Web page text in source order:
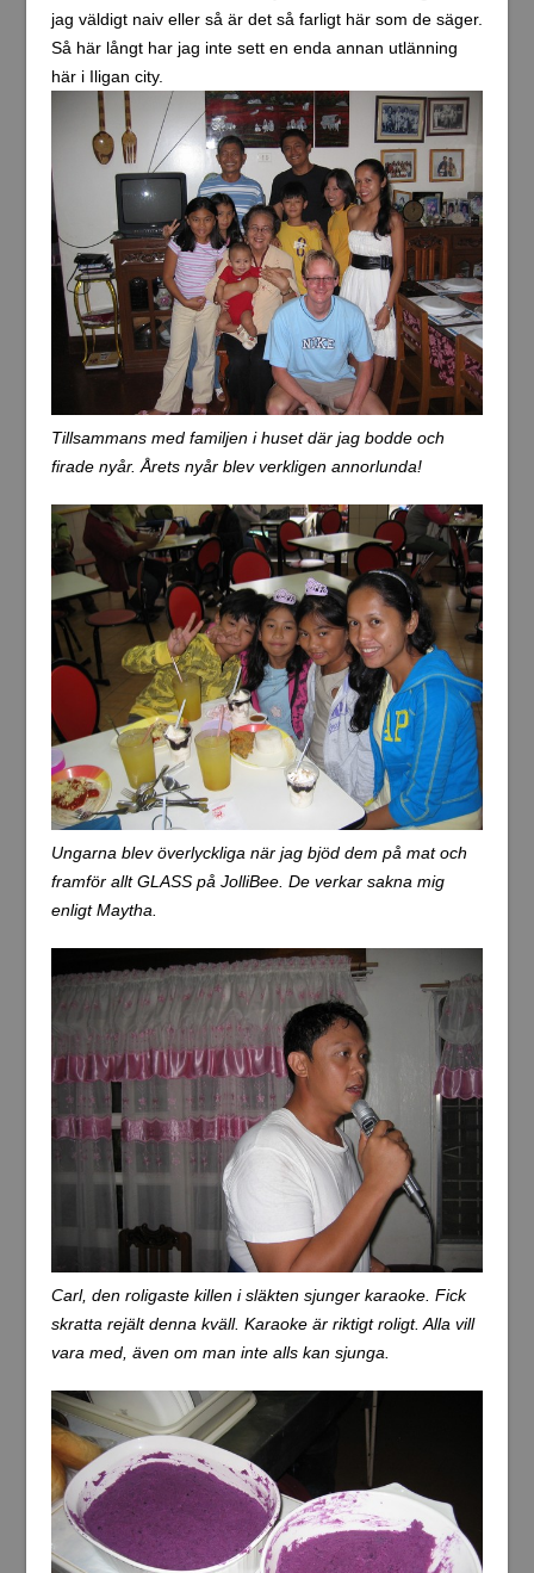
jag väldigt naiv eller så är det så farligt här som de säger.
Så här långt har jag inte sett en enda annan utlänning
här i Iligan city.
Tillsammans med familjen i huset där jag bodde och
firade nyår. Årets nyår blev verkligen annorlunda!
Ungarna blev överlyckliga när jag bjöd dem på mat och
framför allt GLASS på JolliBee. De verkar sakna mig
enligt Maytha.
Carl, den roligaste killen i släkten sjunger karaoke. Fick
skratta rejält denna kväll. Karaoke är riktigt roligt. Alla vill
vara med, även om man inte alls kan sjunga.